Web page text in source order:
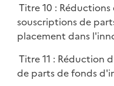
i
e
r
Titre 10 :
souscriptions de
placement dans
Titre 11 : Réduction
de parts de fonds